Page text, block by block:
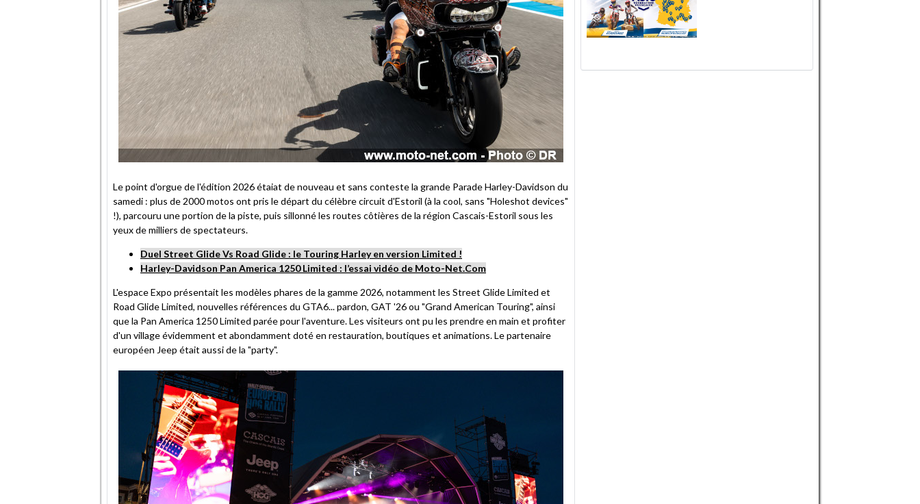
Le point d'orgue de l'édition 2026 étaiat de nouveau et sans conteste la grande Parade Harley-Davidson du
samedi : plus de 2000 motos ont pris le départ du célèbre circuit d'Estoril (à la cool, sans "Holeshot devices"
!), parcouru une portion de la piste, puis sillonné les routes côtières de la région Cascais-Estoril sous les
yeux de milliers de spectateurs.
Duel Street Glide Vs Road Glide : le Touring Harley en version Limited !
Harley-Davidson Pan America 1250 Limited : l’essai vidéo de Moto-Net.Com
L'espace Expo présentait les modèles phares de la gamme 2026, notamment les Street Glide Limited et
Road Glide Limited, nouvelles références du GTA6... pardon, GAT '26 ou "Grand American Touring", ainsi
que la Pan America 1250 Limited parée pour l'aventure. Les visiteurs ont pu les prendre en main et profiter
d'un village évidemment et abondamment doté en restauration, boutiques et animations. Le partenaire
européen Jeep était aussi de la "party".